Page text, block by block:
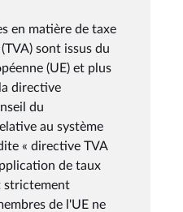
en matière de taxe
sont issus du
(UE) et plus
directive
du
au système
« directive TVA
de taux
strictement
de l'UE ne